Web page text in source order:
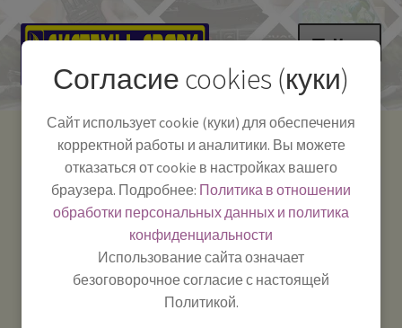
Перейти
навигации
Перейти
содержимому
Меню
Как пользоваться
Полезная информация
Системы Связи:
г. Красноярск, ул.
Работаем:Пн-Пт:
10:00–18:00
-
Телефон:+7-
391-249-1040
Тел.|WA|Telegram:
+79029904090
Согласие cookies (куки)
Сайт использует cookie (куки) для обеспечения
корректной работы и аналитики. Вы можете
отказаться от cookie в настройках вашего
браузера. Подробнее: Политика в отношении
обработки персональных данных и политика
конфиденциальности
Использование сайта означает
безоговорочное согласие с настоящей
Политикой.